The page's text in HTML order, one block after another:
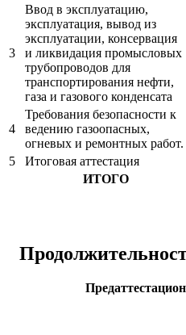
3
Ввод в эксплуатацию,
эксплуатация, вывод из
эксплуатации, консервация
и ликвидация промысловых
трубопроводов для
транспортирования нефти,
газа и газового конденсата
4
Требования безопасности к
ведению газоопасных,
огневых и ремонтных работ.
5 Итоговая аттестация
ИТОГО